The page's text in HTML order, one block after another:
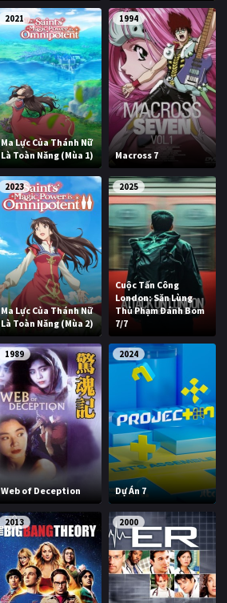
2021
Ma Lực Của Thánh Nữ
Là Toàn Năng (Mùa 1)
1994
Macross 7
2023
Ma Lực Của Thánh Nữ
Là Toàn Năng (Mùa 2)
2025
Cuộc Tấn Công
London: Săn Lùng
Thủ Phạm Đánh Bom
7/7
1989
Web of Deception
2024
Dự Án 7
2013 2000